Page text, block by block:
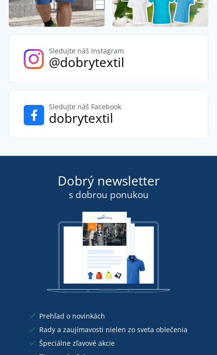
Sledujte náš Instagram
@dobrytextil
Sledujte náš Facebook
dobrytextil
Dobrý newsletter
s dobrou ponukou
Prehľad o novinkách
Rady a zaujímavosti nielen zo sveta oblečenia
Špeciálne zľavové akcie